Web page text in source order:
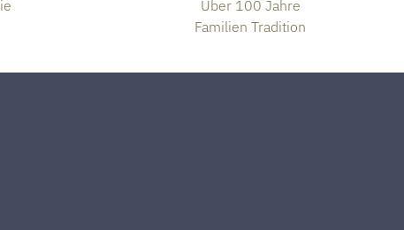
Über 100 Jahre
Familien Tradition